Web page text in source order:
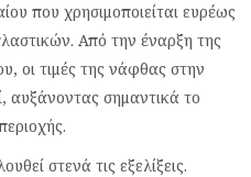
που χρησιμοποιείται ευρέως
Από την έναρξη της
οι τιμές της νάφθας στην
αυξάνοντας σημαντικά το
στενά τις εξελίξεις.